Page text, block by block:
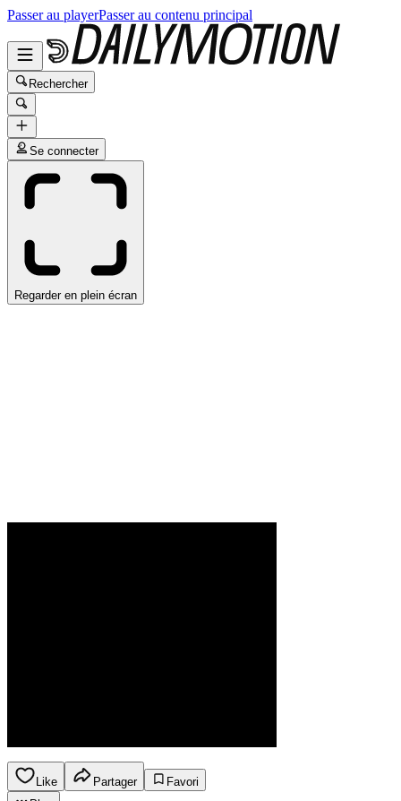
Passer au playerPasser au contenu principal
Rechercher
Se connecter
Regarder en plein écran
Like Partager
Favori